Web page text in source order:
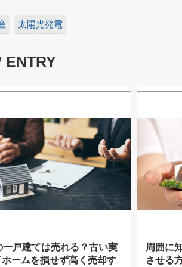
太陽光発電
ENTRY
一戸建ては売れる？古い実
ームを損せず高く売却す
周囲に
させる